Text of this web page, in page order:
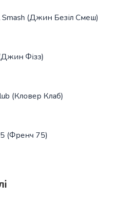
Smash (Джин Безіл Смеш)
Фізз)
(Кловер Клаб)
(Френч 75)